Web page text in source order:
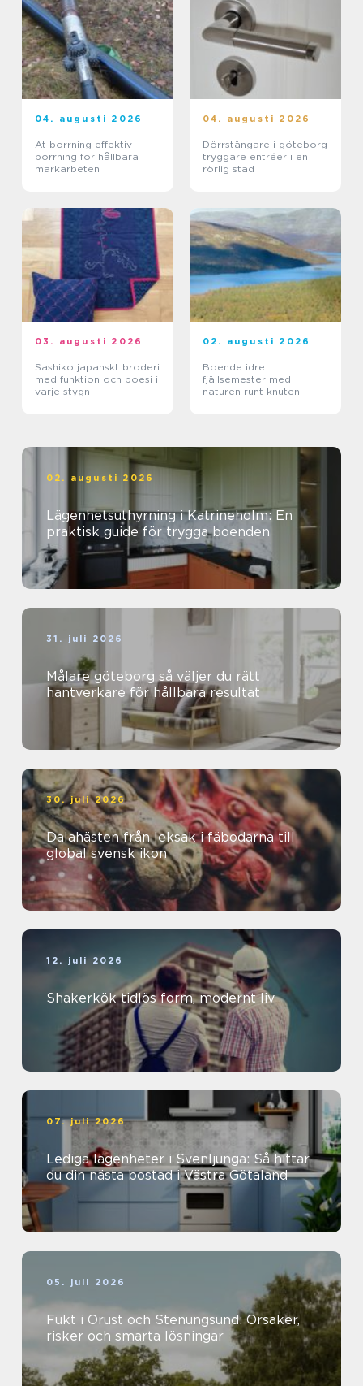
04. augusti 2026
At borrning effektiv
borrning för hållbara
markarbeten
04. augusti 2026
Dörrstängare i göteborg
tryggare entréer i en
rörlig stad
03. augusti 2026
Sashiko japanskt broderi
med funktion och poesi i
varje stygn
02. augusti 2026
Boende idre
fjällsemester med
naturen runt knuten
02. augusti 2026
Lägenhetsuthyrning i Katrineholm: En
praktisk guide för trygga boenden
31. juli 2026
Målare göteborg så väljer du rätt
hantverkare för hållbara resultat
30. juli 2026
Dalahästen från leksak i fäbodarna till
global svensk ikon
12. juli 2026
Shakerkök tidlös form, modernt liv
07. juli 2026
Lediga lägenheter i Svenljunga: Så hittar
du din nästa bostad i Västra Götaland
05. juli 2026
Fukt i Orust och Stenungsund: Orsaker,
risker och smarta lösningar